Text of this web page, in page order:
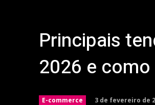
Principais
2026 e
E-commerce 3 de fevereiro de